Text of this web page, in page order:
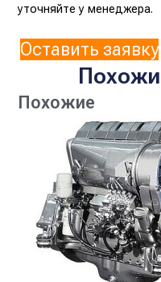
уточняйте у менеджера.
Оставить заявку
Похожие